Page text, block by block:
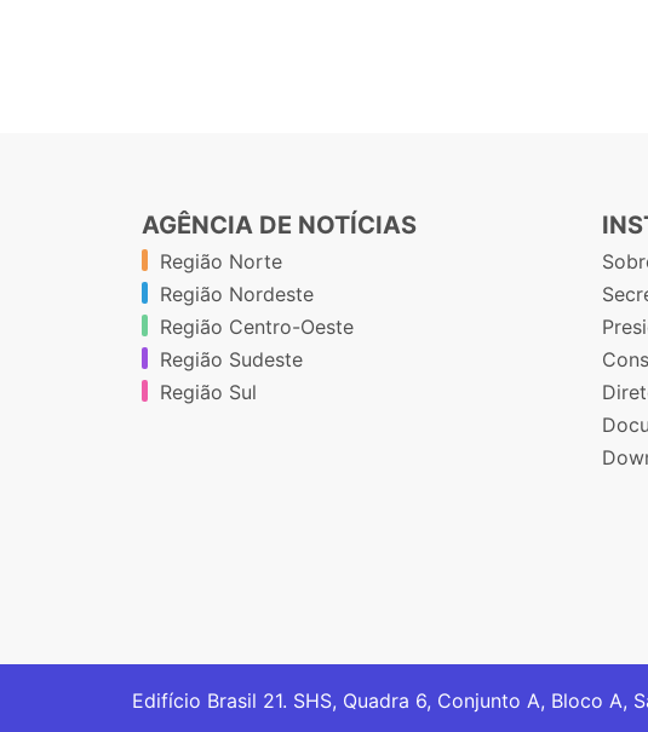
AGÊNCIA DE NOTÍCIAS
Região Norte
Região Nordeste
Região Centro-Oeste
Região Sudeste
Região Sul
Edifício Brasil 21. SHS, Quadra 6, Conjunto A, Bloco A,